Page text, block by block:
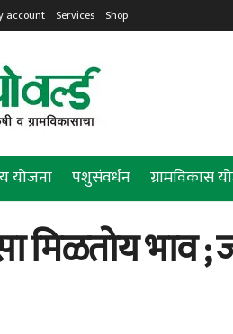
account Services Shop
योजना पशुसंवर्धन ग्रामविकास
मिळतोय भाव